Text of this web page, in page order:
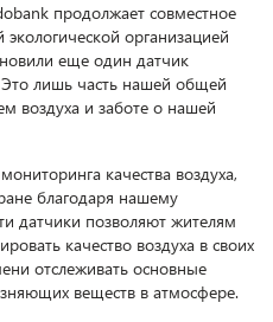
продолжает совместное
организацией
еще один датчик
Это лишь часть нашей общей
воздуха и заботе о нашей
качества воздуха,
благодаря нашему
датчики позволяют жителям
качество воздуха в своих
отслеживать основные
веществ в атмосфере.